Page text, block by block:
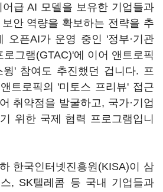
급 AI 모델을 보유한 기업들과
안 역량을 확보하는 전략을 추
오픈AI가 운영 중인 '정부·기관
그램(GTAC)'에 이어 앤트로픽
' 참여도 추진했던 겁니다. 프
트로픽의 '미토스 프리뷰' 접근
취약점을 발굴하고, 국가·기업
위한 국제 협력 프로그램입니
한국인터넷진흥원(KISA)이 삼
, SK텔레콤 등 국내 기업들과